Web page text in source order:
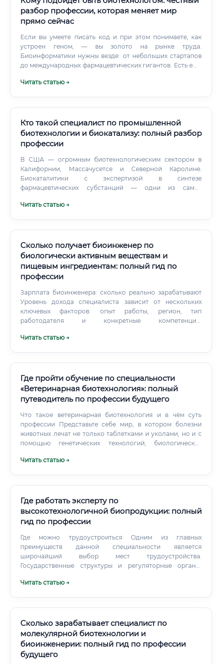
разбор профессии, которая меняет мир
прямо сейчас
Если вы умеете писать код и при этом понимаете, как
устроен геном, — вы золото на рынке труда.
Биоинформатики нужны везде: от небольших стартапов
до международных фармацевтических гигантов. Есть ещё
инженерии.
Читать статью →
Кто такой специалист по промышленной
биотехнологии и биокатализу: полный разбор
профессии
В США — огромным биотехнологическим сектором в
Калифорнии, Массачусетсе и Северной Каролине.
Биокаталитики с экспертизой в синтезе
фармацевтических субстанций — одни из самых
Читать статью →
Сколько получает биоинженер по
биологически активным веществам и
пищевым ингредиентам: полный гид по
профессии
Зарплата биоинженера: сколько реально зарабатывают
Уровень дохода специалиста зависит от нескольких
ключевых факторов: опыт работы, регион, тип
работодателя и конкретные компетенции.
специалисты совмещают основную работу с
Читать статью →
Где пройти обучение по специальности
«Ветеринарная биотехнология»: полный
путеводитель по профессии будущего
Что такое ветеринарная биотехнология и в чём суть
профессии Представьте себе мир, в котором болезни
животных лечат не только таблетками и уколами, но и с
помощью генетических технологий, биологических
работает ветеринарный биотехнолог — специалист на
Читать статью →
Где работать эксперту по
высокотехнологичной биопродукции: полный
гид по профессии
Где можно трудоустроиться Одним из главных
преимуществ данной специальности является
широчайший выбор мест трудоустройства.
Государственные структуры и регуляторные органы:
подведомственные организации Росздравнадзор
из ключевых мест работы для данных специалистов
Россельхознадзор — для тех, кто занимается
биопродукцией для агропромышленного комплекса
Роспотребнадзор Государственные испытательные
лаборатории и центры стандартизации
Читать статью →
Сколько зарабатывает специалист по
молекулярной биотехнологии и
биоинженерии: полный гид по профессии
будущего